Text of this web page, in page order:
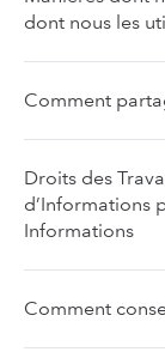
dont nous les
Comment
Droits des
d’Informations
Informations
Comment